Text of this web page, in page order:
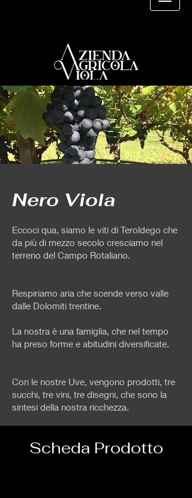
Nero Viola
Eccoci qua, siamo le viti di Teroldego che
da più di mezzo secolo cresciamo nel
terreno del Campo Rotaliano.
Respiriamo aria che scende verso valle
dalle Dolomiti trentine.
La nostra è una famiglia, che nel tempo
ha preso forme e abitudini diversificate.
Con le nostre Uve, vengono prodotti, tre
succhi, tre vini, tre disegni, che sono la
sintesi della nostra ricchezza.
Scheda Prodotto